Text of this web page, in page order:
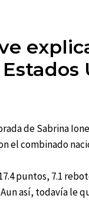
de Sabrina
el combinado
puntos, 7.1
así, todavía le